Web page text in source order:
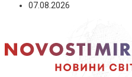
07.08.2026